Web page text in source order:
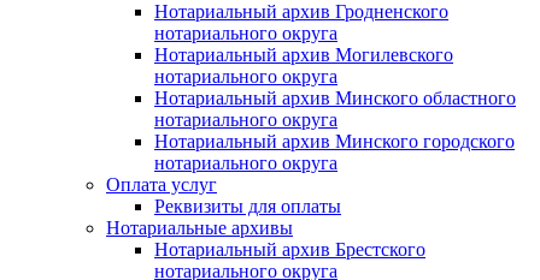
Нотариальный архив Гродненского
нотариального округа
Нотариальный архив Могилевского
нотариального округа
Нотариальный архив Минского областного
нотариального округа
Нотариальный архив Минского городского
нотариального округа
Оплата услуг
Реквизиты для оплаты
Нотариальные архивы
Нотариальный архив Брестского
нотариального округа